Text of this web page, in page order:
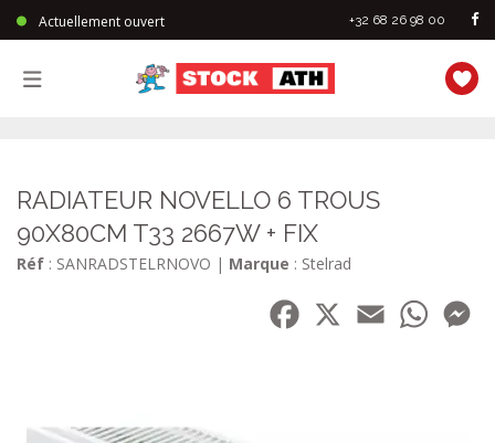
Actuellement ouvert +32 68 26 98 00
RADIATEUR NOVELLO 6 TROUS
90X80CM T33 2667W + FIX
Réf : SANRADSTELRNOVO | Marque : Stelrad
Facebook
Email